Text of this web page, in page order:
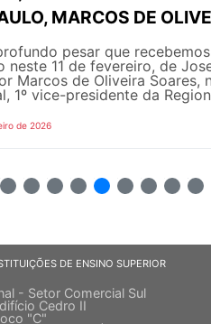
MARCOS DE
pesar que
neste 11 de fevereiro, de
Marcos de Oliveira Soares,
1º vice-presidente da
de 2026
DE ENSINO SUPERIOR
- Setor Comercial Sul
Cedro II
"C"